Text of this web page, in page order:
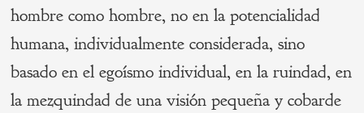
hombre como hombre, no en la potencialidad
humana, individualmente considerada, sino
basado en el egoísmo individual, en la ruindad, en
la mezquindad de una visión pequeña y cobarde